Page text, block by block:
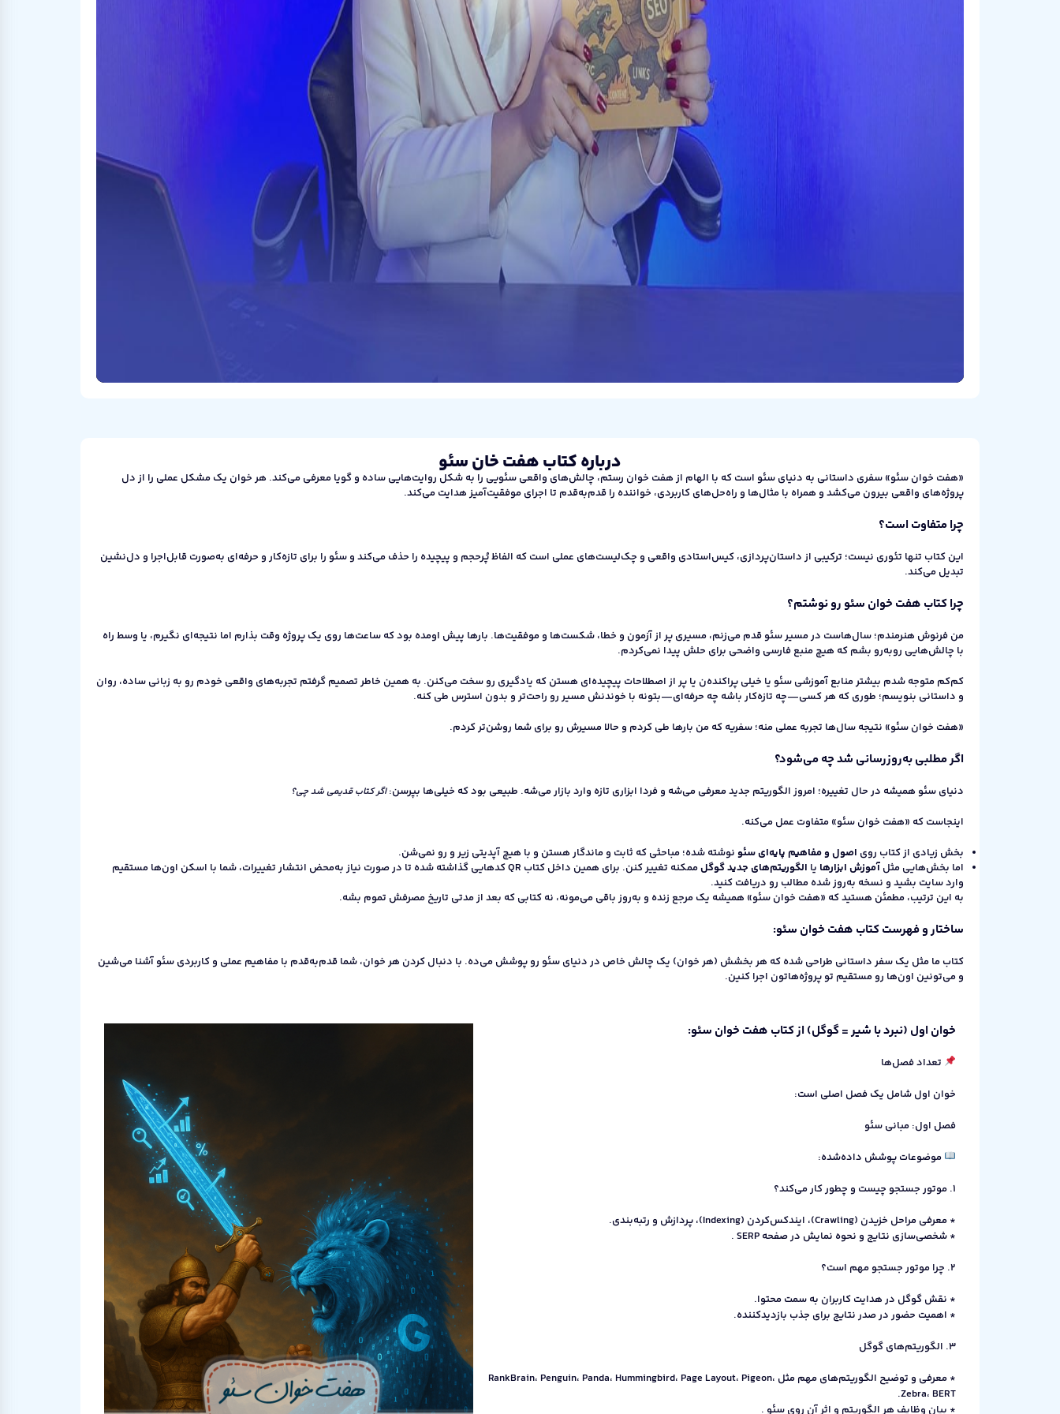
g
s
u
l
c
r
e
درباره کتاب هفت خان سئو
«هفت‌ خوان سئو» سفری داستانی به دنیای سئو است که با الهام از هفت‌ خوان رستم، چالش‌های واقعی سئویی را به شکل روایت‌هایی ساده و گویا معرفی می‌کند. هر خوان یک مشکل عملی را از دل
پروژه‌های واقعی بیرون می‌کشد و همراه با مثال‌ها و راه‌حل‌های کاربردی، خواننده را قدم‌به‌قدم تا اجرای موفقیت‌آمیز هدایت می‌کند.
چرا متفاوت است؟
این کتاب تنها تئوری نیست؛ ترکیبی از داستان‌پردازی، کیس‌استادی واقعی و چک‌لیست‌های عملی است که الفاظ پُرحجم و پیچیده را حذف می‌کند و سئو را برای تازه‌کار و حرفه‌ای به‌صورت قابل‌اجرا و دل‌نشین
تبدیل می‌کند.
چرا کتاب هفت خوان سئو رو نوشتم؟
من فرنوش هنرمندم؛ سال‌هاست در مسیر سئو قدم می‌زنم، مسیری پر از آزمون و خطا، شکست‌ها و موفقیت‌ها. بارها پیش اومده بود که ساعت‌ها روی یک پروژه وقت بذارم اما نتیجه‌ای نگیرم، یا وسط راه
با چالش‌هایی روبه‌رو بشم که هیچ منبع فارسی واضحی برای حلش پیدا نمی‌کردم.
کم‌کم متوجه شدم بیشتر منابع آموزشی سئو یا خیلی پراکنده‌ن یا پر از اصطلاحات پیچیده‌ای هستن که یادگیری رو سخت می‌کنن. به همین خاطر تصمیم گرفتم تجربه‌های واقعی خودم رو به زبانی ساده، روان
و داستانی بنویسم؛ طوری که هر کسی—چه تازه‌کار باشه چه حرفه‌ای—بتونه با خوندنش مسیر رو راحت‌تر و بدون استرس طی کنه.
«هفت‌ خوان سئو» نتیجه سال‌ها تجربه عملی منه؛ سفریه که من بارها طی کردم و حالا مسیرش رو برای شما روشن‌تر کردم.
اگر مطلبی به‌روزرسانی شد چه می‌شود؟
دنیای سئو همیشه در حال تغییره؛ امروز الگوریتم جدید معرفی می‌شه و فردا ابزاری تازه وارد بازار می‌شه. طبیعی بود که خیلی‌ها بپرسن:اگر کتاب قدیمی شد چی؟
اینجاست که «هفت‌ خوان سئو» متفاوت عمل می‌کنه.
بخش زیادی از کتاب روی اصول و مفاهیم پایه‌ای سئو نوشته شده؛ مباحثی که ثابت و ماندگار هستن و با هیچ آپدیتی زیر و رو نمی‌شن.
اما بخش‌هایی مثل آموزش ابزارها یا الگوریتم‌های جدید گوگل
ممکنه تغییر کنن. برای همین داخل کتاب QR کدهایی گذاشته شده تا در صورت نیاز به‌محض انتشار تغییرات، شما با اسکن اون‌ها مستقیم
وارد سایت بشید و نسخه به‌روز شده مطالب رو دریافت کنید.
به این ترتیب، مطمئن هستید که «هفت‌ خوان سئو» همیشه یک مرجع زنده و به‌روز باقی می‌مونه، نه کتابی که بعد از مدتی تاریخ مصرفش تموم بشه.
ساختار و فهرست کتاب هفت خوان سئو:
کتاب ما مثل یک سفر داستانی طراحی شده که هر بخشش (هر خوان) یک چالش خاص در دنیای سئو رو پوشش می‌ده. با دنبال کردن هر خوان، شما قدم‌به‌قدم با مفاهیم عملی و کاربردی سئو آشنا می‌شین
و می‌تونین اون‌ها رو مستقیم تو پروژه‌هاتون اجرا کنین.
خوان اول (نبرد با شیر = گوگل) از کتاب هفت‌ خوان سئو:
تعداد فصل‌ها
خوان اول شامل یک فصل اصلی است:
فصل اول: مبانی سئو
موضوعات پوشش داده‌شده:
1. موتور جستجو چیست و چطور کار می‌کند؟
* معرفی مراحل خزیدن (Crawling)، ایندکس‌کردن (Indexing)، پردازش و رتبه‌بندی.
* شخصی‌سازی نتایج و نحوه نمایش در صفحه SERP .
2. چرا موتور جستجو مهم است؟
* نقش گوگل در هدایت کاربران به سمت محتوا.
* اهمیت حضور در صدر نتایج برای جذب بازدیدکننده.
3. الگوریتم‌های گوگل
* معرفی و توضیح الگوریتم‌های مهم مثل RankBrain، Penguin، Panda، Hummingbird، Page Layout، Pigeon،
Zebra، BERT.
* بیان وظایف هر الگوریتم و اثر آن روی سئو .